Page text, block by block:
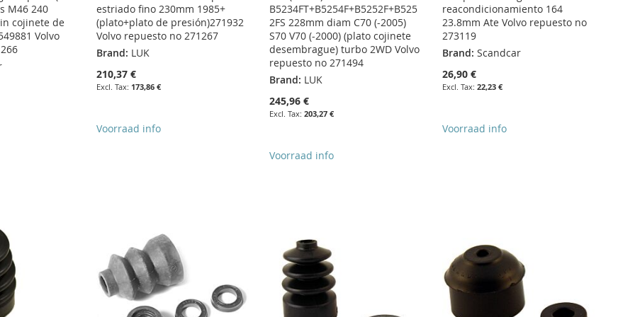
M46 240
cojinete de
Volvo
estriado fino 230mm 1985+
(plato+plato de presión)271932
Volvo repuesto no 271267
Brand: LUK
210,37 €
173,86 €
Voorraad info
B5234FT+B5254F+B5252F+B525
2FS 228mm diam C70 (-2005)
S70 V70 (-2000) (plato cojinete
desembrague) turbo 2WD Volvo
repuesto no 271494
Brand: LUK
245,96 €
203,27 €
Voorraad info
reacondicionamiento 164
23.8mm Ate Volvo repuesto no
273119
Brand: Scandcar
26,90 €
22,23 €
Voorraad info